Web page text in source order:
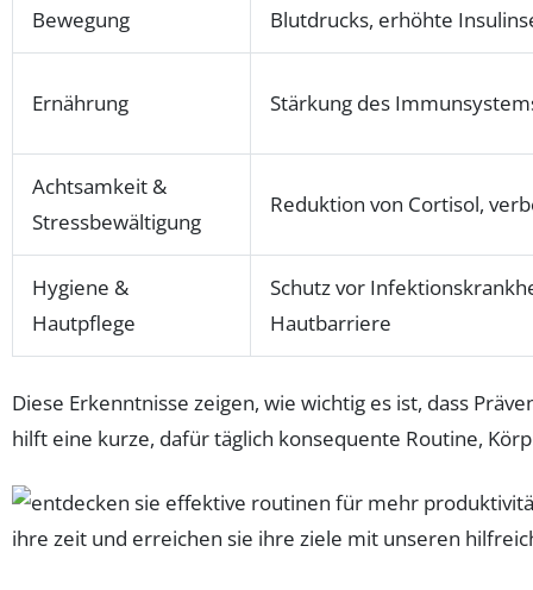
Bewegung
Blutdrucks, erhöhte
Ernährung Stärkung des
Achtsamkeit &
Stressbewältigung
Reduktion von Cortisol,
Hygiene &
Hautpflege
Schutz vor
Hautbarriere
Diese Erkenntnisse zeigen, wie wichtig es ist, dass
hilft eine kurze, dafür täglich konsequente Routine,